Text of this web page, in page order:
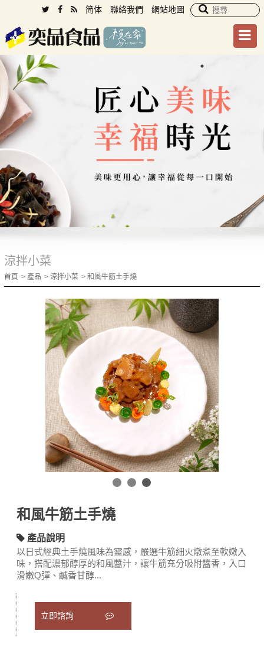
简体 聯絡我們 網站地圖
涼拌小菜
首頁 產品 涼拌小菜 和風牛筋土手燒
和風牛筋土手燒
產品說明
以日式經典土手燒風味為靈感，嚴選牛筋細火燉煮至軟嫩入
味，搭配濃郁醇厚的和風醬汁，讓牛筋充分吸附醬香，入口
滑嫩Q彈、鹹香甘醇...
立即諮詢